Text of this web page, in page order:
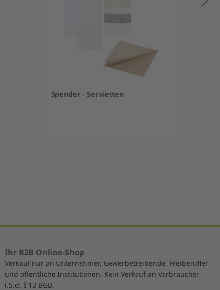
Spender - Servietten
Ihr B2B Online-Shop
Verkauf nur an Unternehmer, Gewerbetreibende, Freiberufler
und öffentliche Institutionen. Kein Verkauf an Verbraucher
i.S.d. § 13 BGB.